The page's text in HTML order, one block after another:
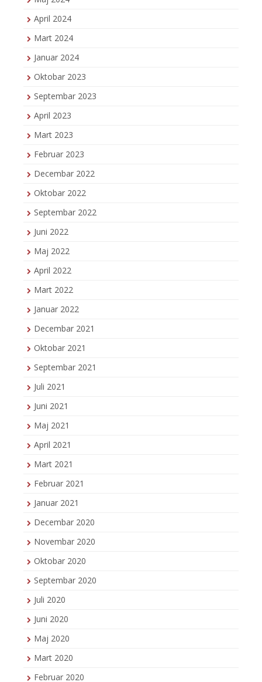
April 2024
Mart 2024
Januar 2024
Oktobar 2023
Septembar 2023
April 2023
Mart 2023
Februar 2023
Decembar 2022
Oktobar 2022
Septembar 2022
Juni 2022
Maj 2022
April 2022
Mart 2022
Januar 2022
Decembar 2021
Oktobar 2021
Septembar 2021
Juli 2021
Juni 2021
Maj 2021
April 2021
Mart 2021
Februar 2021
Januar 2021
Decembar 2020
Novembar 2020
Oktobar 2020
Septembar 2020
Juli 2020
Juni 2020
Maj 2020
Mart 2020
Februar 2020